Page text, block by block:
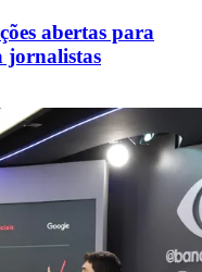
abertas para
jornalistas